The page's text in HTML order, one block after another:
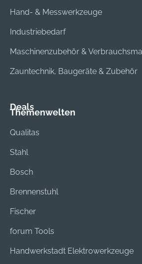
Hand- & Messwerkzeuge
Industriebedarf
Maschinenzubehör &
Zauntechnik, Baugeräte & Zubehör
Deals
Themenwelten
Qualitas
Stahl
Bosch
Brennenstuhl
Fischer
forum Tools
Handwerkstadt Elektrowerkzeuge